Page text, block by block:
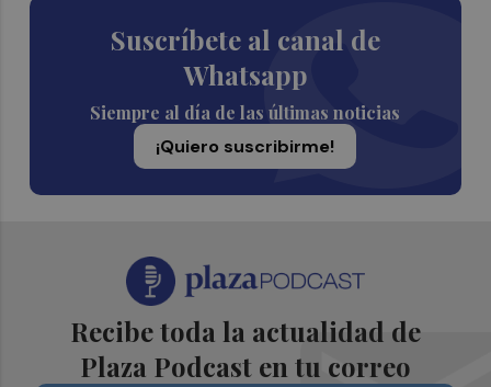
Suscríbete al canal de
Whatsapp
Siempre al día de las últimas noticias
¡Quiero suscribirme!
Recibe toda la actualidad de
Plaza Podcast en tu correo